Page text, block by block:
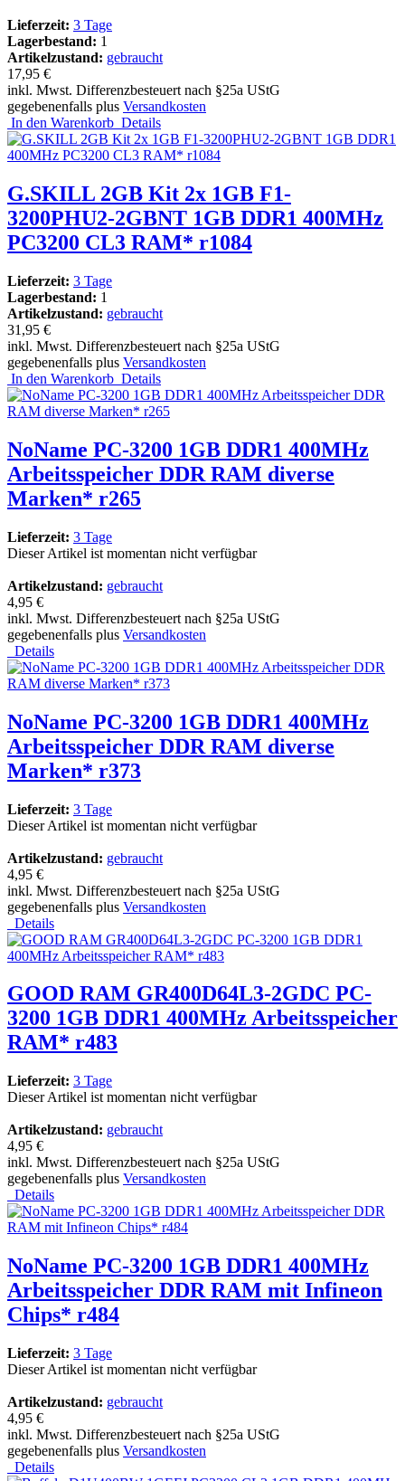
Lieferzeit: 3 Tage
Lagerbestand: 1
Artikelzustand: gebraucht
17,95 €
inkl. Mwst. Differenzbesteuert nach §25a UStG
gegebenenfalls plus Versandkosten
In den Warenkorb Details
G.SKILL 2GB Kit 2x 1GB F1-
3200PHU2-2GBNT 1GB DDR1 400MHz
PC3200 CL3 RAM* r1084
Lieferzeit: 3 Tage
Lagerbestand: 1
Artikelzustand: gebraucht
31,95 €
inkl. Mwst. Differenzbesteuert nach §25a UStG
gegebenenfalls plus Versandkosten
In den Warenkorb Details
NoName PC-3200 1GB DDR1 400MHz
Arbeitsspeicher DDR RAM diverse
Marken* r265
Lieferzeit: 3 Tage
Dieser Artikel ist momentan nicht verfügbar
Artikelzustand: gebraucht
4,95 €
inkl. Mwst. Differenzbesteuert nach §25a UStG
gegebenenfalls plus Versandkosten
Details
NoName PC-3200 1GB DDR1 400MHz
Arbeitsspeicher DDR RAM diverse
Marken* r373
Lieferzeit: 3 Tage
Dieser Artikel ist momentan nicht verfügbar
Artikelzustand: gebraucht
4,95 €
inkl. Mwst. Differenzbesteuert nach §25a UStG
gegebenenfalls plus Versandkosten
Details
GOOD RAM GR400D64L3-2GDC PC-
3200 1GB DDR1 400MHz Arbeitsspeicher
RAM* r483
Lieferzeit: 3 Tage
Dieser Artikel ist momentan nicht verfügbar
Artikelzustand: gebraucht
4,95 €
inkl. Mwst. Differenzbesteuert nach §25a UStG
gegebenenfalls plus Versandkosten
Details
NoName PC-3200 1GB DDR1 400MHz
Arbeitsspeicher DDR RAM mit Infineon
Chips* r484
Lieferzeit: 3 Tage
Dieser Artikel ist momentan nicht verfügbar
Artikelzustand: gebraucht
4,95 €
inkl. Mwst. Differenzbesteuert nach §25a UStG
gegebenenfalls plus Versandkosten
Details